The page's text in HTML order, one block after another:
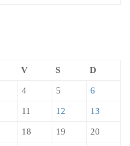
V S D
4 5 6
11 12 13
18 19 20